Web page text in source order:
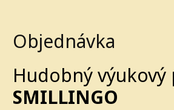
Objednávka
Hudobný
SMILLINGO